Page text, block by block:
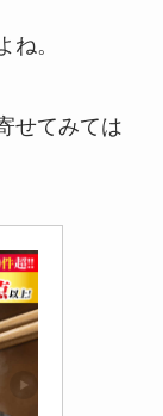
ね。
せてみては